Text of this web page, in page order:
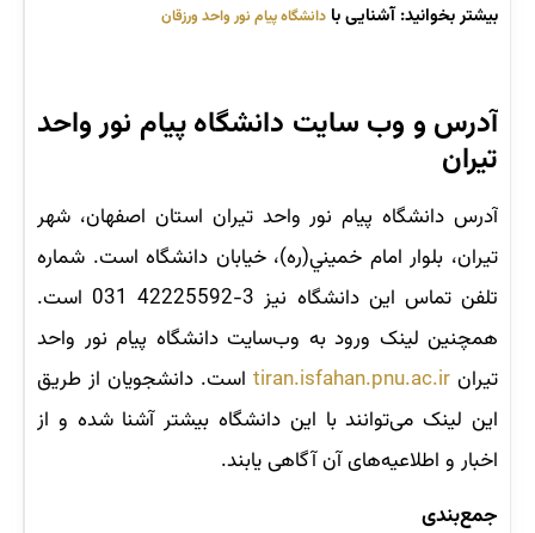
بیشتر بخوانید: آشنایی با دانشگاه پیام نور واحد ورزقان
آدرس و وب‌ سایت دانشگاه پیام نور واحد
تیران
آدرس دانشگاه پیام نور واحد تیران استان اصفهان، شهر
تيران، بلوار امام خميني(ره)، خيابان دانشگاه است. شماره
تلفن تماس این دانشگاه نیز 3-42225592 031 است.
همچنین لینک ورود به وب‌سایت دانشگاه پیام نور واحد
تیران tiran.isfahan.pnu.ac.ir است. دانشجویان از طریق
این لینک می‌توانند با این دانشگاه بیشتر آشنا شده و از
اخبار و اطلاعیه‌های آن آگاهی یابند.
جمع‌بندی